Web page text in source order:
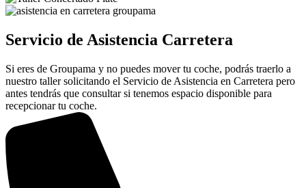
Servicio de Asistencia Carretera
Si eres de Groupama y no puedes mover tu coche, podrás traerlo a
nuestro taller solicitando el Servicio de Asistencia en Carretera pero
antes tendrás que consultar si tenemos espacio disponible para
recepcionar tu coche.